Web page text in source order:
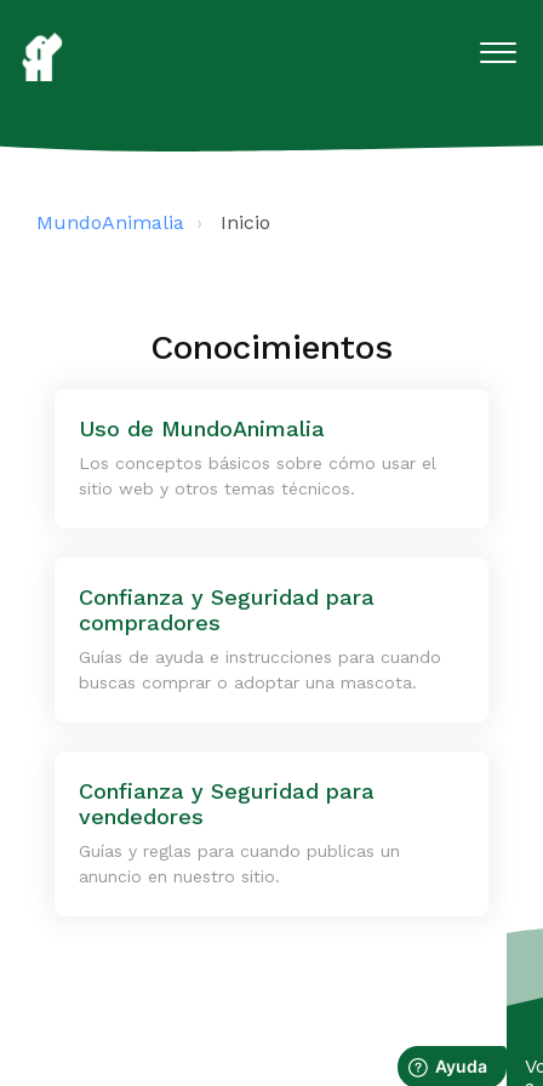
MundoAnimalia Inicio
Conocimientos
Uso de MundoAnimalia
Los conceptos básicos sobre cómo usar el
sitio web y otros temas técnicos.
Confianza y Seguridad para
compradores
Guías de ayuda e instrucciones para cuando
buscas comprar o adoptar una mascota.
Confianza y Seguridad para
vendedores
Guías y reglas para cuando publicas un
anuncio en nuestro sitio.